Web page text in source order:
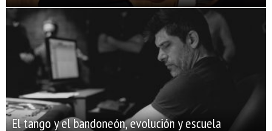
El tango y el bandoneón, evolución y escuela